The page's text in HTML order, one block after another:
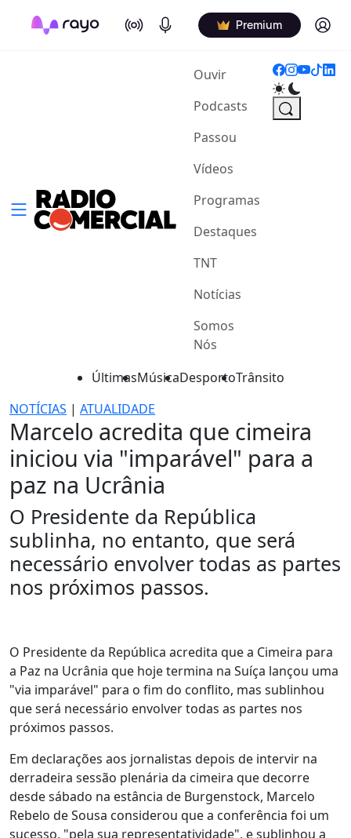
On Air Podcasts Premium Log in
Ouvir(current)
Podcasts
Passou
Vídeos
Programas
Destaques
TNT
Notícias
Somos
Nós
ÚltimasMúsicaDesportoTrânsito
NOTÍCIAS | ATUALIDADE
Marcelo acredita que cimeira
iniciou via "imparável" para a
paz na Ucrânia
O Presidente da República
sublinha, no entanto, que será
necessário envolver todas as partes
nos próximos passos.
O Presidente da República acredita que a Cimeira para
a Paz na Ucrânia que hoje termina na Suíça lançou uma
"via imparável" para o fim do conflito, mas sublinhou
que será necessário envolver todas as partes nos
próximos passos.
Em declarações aos jornalistas depois de intervir na
derradeira sessão plenária da cimeira que decorre
desde sábado na estância de Burgenstock, Marcelo
Rebelo de Sousa considerou que a conferência foi um
sucesso, "pela sua representatividade", e sublinhou a